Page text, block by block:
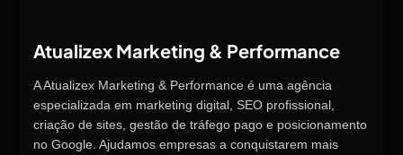
Atualizex Marketing & Performance
A Atualizex Marketing & Performance é uma agência
especializada em marketing digital, SEO profissional,
criação de sites, gestão de tráfego pago e posicionamento
no Google. Ajudamos empresas a conquistarem mais